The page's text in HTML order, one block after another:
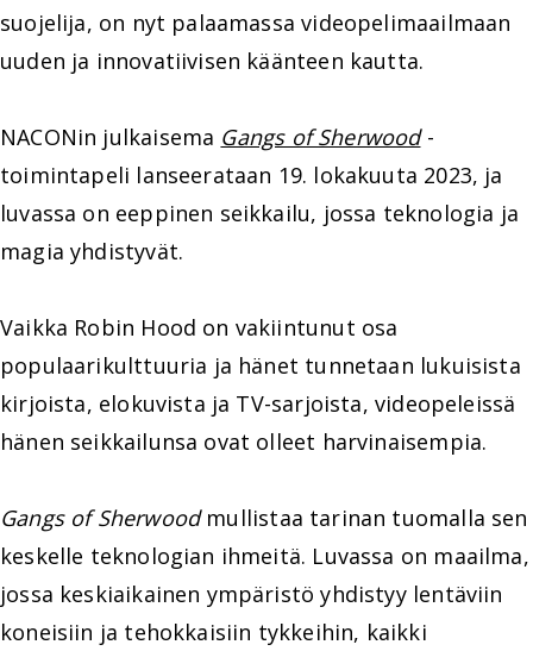
suojelija, on nyt palaamassa videopelimaailmaan
uuden ja innovatiivisen käänteen kautta.
NACONin julkaisema Gangs of Sherwood-
toimintapeli lanseerataan 19. lokakuuta 2023, ja
luvassa on eeppinen seikkailu, jossa teknologia ja
magia yhdistyvät.
Vaikka Robin Hood on vakiintunut osa
populaarikulttuuria ja hänet tunnetaan lukuisista
kirjoista, elokuvista ja TV-sarjoista, videopeleissä
hänen seikkailunsa ovat olleet harvinaisempia.
Gangs of Sherwoodmullistaa tarinan tuomalla sen
keskelle teknologian ihmeitä. Luvassa on maailma,
jossa keskiaikainen ympäristö yhdistyy lentäviin
koneisiin ja tehokkaisiin tykkeihin, kaikki